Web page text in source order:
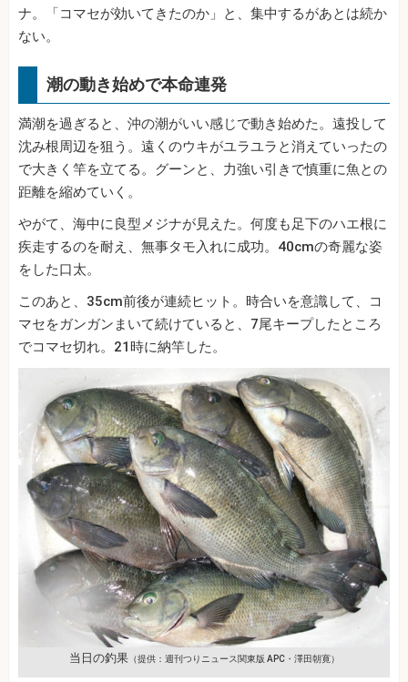
ナ。「コマセが効いてきたのか」と、集中するがあとは続か
ない。
潮の動き始めで本命連発
満潮を過ぎると、沖の潮がいい感じで動き始めた。遠投して
沈み根周辺を狙う。遠くのウキがユラユラと消えていったの
で大きく竿を立てる。グーンと、力強い引きで慎重に魚との
距離を縮めていく。
やがて、海中に良型メジナが見えた。何度も足下のハエ根に
疾走するのを耐え、無事タモ入れに成功。40cmの奇麗な姿
をした口太。
このあと、35cm前後が連続ヒット。時合いを意識して、コ
マセをガンガンまいて続けていると、7尾キープしたところ
でコマセ切れ。21時に納竿した。
当日の釣果（提供：週刊つりニュース関東版 APC・澤田朝寛）